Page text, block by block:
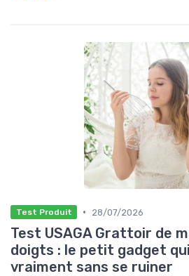
Test Produit • 28/07/2026
Test USAGA Grattoir de
doigts : le petit gadget
vraiment sans se ruiner